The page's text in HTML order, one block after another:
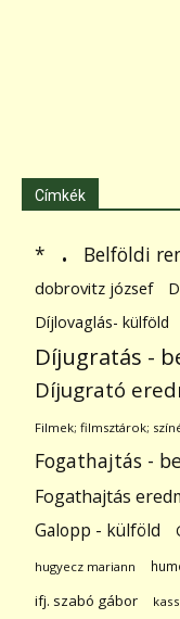
Címkék
* . Belföldi
dobrovitz józsef
Díjlovaglás- külföld
Díjugratás -
Díjugrató
Filmek; filmsztárok;
Fogathajtás -
Fogathajtás
Galopp - külföld
hugyecz mariann
ifj. szabó gábor